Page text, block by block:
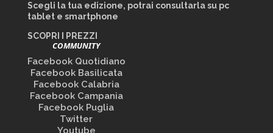
Scegli la tua edizione, potrai consultarla su pc
tablet e smartphone
SCOPRI I PREZZI
COMMUNITY
Facebook Quotidiano
Facebook Basilicata
Facebook Calabria
Facebook Campania
Facebook Puglia
Twitter
Youtube